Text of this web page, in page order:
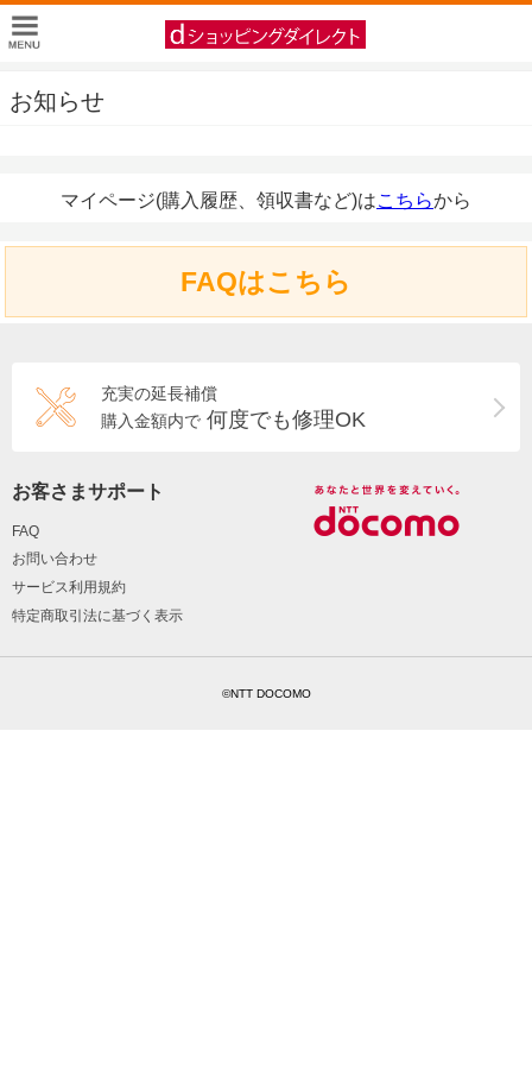
お知らせ
マイページ(購入履歴、領収書など)はこちらから
FAQはこちら
充実の延長補償
購入金額内で 何度でも修理OK
お客さまサポート
FAQ
お問い合わせ
サービス利用規約
特定商取引法に基づく表示
©NTT DOCOMO